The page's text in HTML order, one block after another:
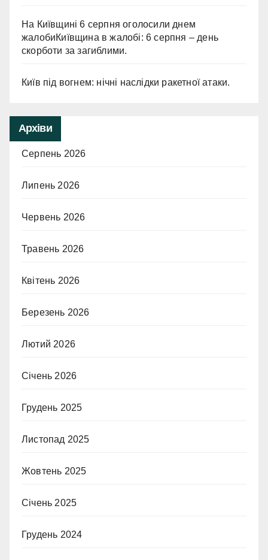
На Київщині 6 серпня оголосили днем
жалобиКиївщина в жалобі: 6 серпня – день
скорботи за загиблими.
Київ під вогнем: нічні наслідки ракетної атаки.
Архіви
Серпень 2026
Липень 2026
Червень 2026
Травень 2026
Квітень 2026
Березень 2026
Лютий 2026
Січень 2026
Грудень 2025
Листопад 2025
Жовтень 2025
Січень 2025
Грудень 2024